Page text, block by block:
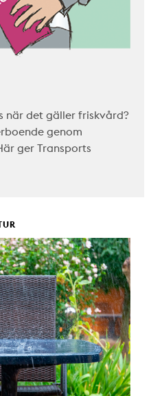
när det gäller friskvård?
genom
ger Transports